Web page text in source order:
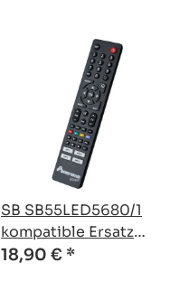
SB SB55LED5680/1
kompatible Ersatz
Fernbedienung
18,90 € *